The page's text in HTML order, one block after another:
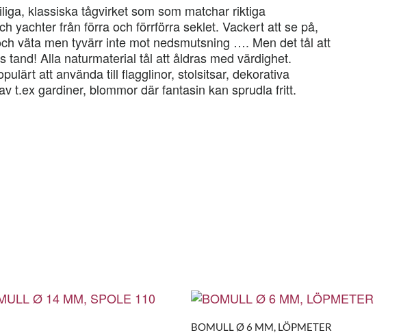
klassiska tågvirket som som matchar riktiga
yachter från förra och förrförra seklet. Vackert att se på,
väta men tyvärr inte mot nedsmutsning …. Men det tål att
tand! Alla naturmaterial tål att åldras med värdighet.
att använda till flagglinor, stolsitsar, dekorativa
t.ex gardiner, blommor där fantasin kan sprudla fritt.
BOMULL Ø 6 MM, LÖPMETER